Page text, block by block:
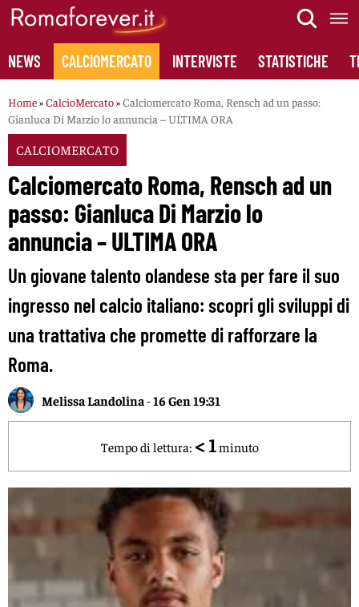
Skip
content
NEWS CALCIOMERCATO INTERVISTE STATISTICHE
Home»CalcioMercato»Calciomercato Roma, Rensch ad un passo:
Gianluca Di Marzio lo annuncia – ULTIMA ORA
CALCIOMERCATO
Calciomercato Roma, Rensch ad un
passo: Gianluca Di Marzio lo
annuncia – ULTIMA ORA
Un giovane talento olandese sta per fare il suo
ingresso nel calcio italiano: scopri gli sviluppi di
una trattativa che promette di rafforzare la
Roma.
Melissa Landolina -16 Gen 19:31
Tempo di lettura: < 1 minuto